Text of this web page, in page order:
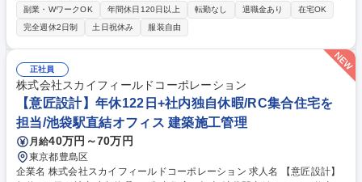
主にBIMに関するオペレーションを実行していただきます。 尚、営業およ
び開発は別組織となり担当業務ではございません。また、PJにおける顧客
窓口は、同じ部署の他の担当者（内装ディレクター）の業務となります。
【詳細】■担当責任となる成果物（図面など）の作成■各ステイクホルダー
（プロジェクトマネジメントチーム、開発課などの社内が主）とのやりと
り■社内ステイクホルダー向け資料および成果物作成や説明を実施など 募
集職種 【BIMオペレーター】BIMオペ／内装領域から業界の変革をリード
副業・WワークOK 年間休日120日以上 転勤なし 退職金あり
在宅OK
完全週休2日制
土日祝休み 服装自由
正社員
株式会社スカイフィールドコーポレーション
【意匠設計】年休122日+社内独自休暇/RC集合住宅を
担当/池袋駅直結オフィス 建築施工管理
月給40万円～70万円
東京都豊島区
企業名 株式会社スカイフィールドコーポレーション 求人名 【意匠設計】